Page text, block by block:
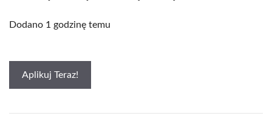
Dodano 1 godzinę temu
Aplikuj Teraz!